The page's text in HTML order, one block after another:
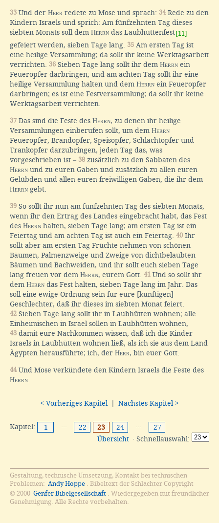
33 Und der Herr redete zu Mose und sprach: 34Rede zu den
Kindern Israels und sprich: Am fünfzehnten Tag dieses
siebten Monats soll dem Herrn das Laubhüttenfest [11]
gefeiert werden, sieben Tage lang. 35 Am ersten Tag ist
eine heilige Versammlung; da sollt ihr keine Werktagsarbeit
verrichten. 36 Sieben Tage lang sollt ihr dem Herrn ein
Feueropfer darbringen; und am achten Tag sollt ihr eine
heilige Versammlung halten und dem Herrn ein Feueropfer
darbringen; es ist eine Festversammlung; da sollt ihr keine
Werktagsarbeit verrichten.
37 Das sind die Feste des Herrn, zu denen ihr heilige
Versammlungen einberufen sollt, um dem Herrn
Feueropfer, Brandopfer, Speisopfer, Schlachtopfer und
Trankopfer darzubringen, jeden Tag das, was
vorgeschrieben ist – 38 zusätzlich zu den Sabbaten des
Herrn und zu euren Gaben und zusätzlich zu allen euren
Gelübden und allen euren freiwilligen Gaben, die ihr dem
Herrn gebt.
39 So sollt ihr nun am fünfzehnten Tag des siebten Monats,
wenn ihr den Ertrag des Landes eingebracht habt, das Fest
des Herrn halten, sieben Tage lang; am ersten Tag ist ein
Feiertag und am achten Tag ist auch ein Feiertag. 40 Ihr
sollt aber am ersten Tag Früchte nehmen von schönen
Bäumen, Palmenzweige und Zweige von dichtbelaubten
Bäumen und Bachweiden, und ihr sollt euch sieben Tage
lang freuen vor dem Herrn, eurem Gott. 41 Und so sollt ihr
dem Herrn das Fest halten, sieben Tage lang im Jahr. Das
soll eine ewige Ordnung sein für eure [künftigen]
Geschlechter, daß ihr dieses im siebten Monat feiert.
42 Sieben Tage lang sollt ihr in Laubhütten wohnen; alle
Einheimischen in Israel sollen in Laubhütten wohnen,
43 damit eure Nachkommen wissen, daß ich die Kinder
Israels in Laubhütten wohnen ließ, als ich sie aus dem Land
Ägypten herausführte; ich, der Herr, bin euer Gott.
44Und Mose verkündete den Kindern Israels die Feste des
Herrn
< Vorheriges Kapitel Nächstes Kapitel >
Kapitel: 1 ··· 22 23 24 ···
27
Übersicht · Schnellauswahl:
Gestaltung, technische Umsetzung, Kontakt bei technischen
Problemen: Andy Hoppe . Bibeltext der Schlachter Copyright
© 2000 Genfer Bibelgesellschaft . Wiedergegeben mit freundlicher
Genehmigung. Alle Rechte vorbehalten.